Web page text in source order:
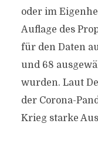
oder im
Auflage des
für den Daten
und 68
wurden. Laut
der Corona-
Krieg starke